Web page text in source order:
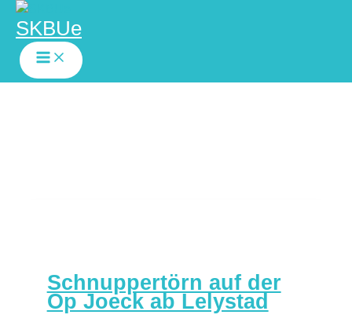
SKBUe
Schnuppertörn auf der
Op Joeck ab Lelystad